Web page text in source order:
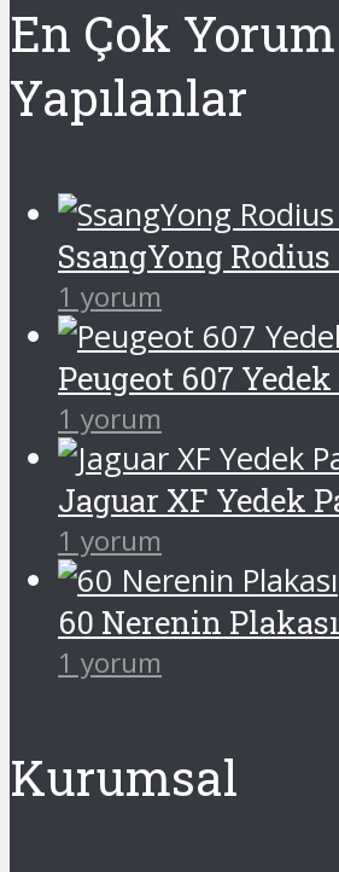
En Çok Yorum
Yapılanlar
SsangYong
1 yorum
Peugeot 607
1 yorum
Jaguar XF Yedek
1 yorum
60 Nerenin Plakası
1 yorum
Kurumsal